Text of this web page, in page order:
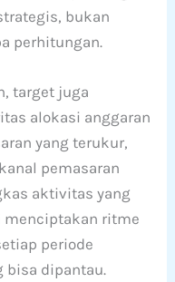
bukan
perhitungan.
target juga
alokasi anggaran
yang terukur,
pemasaran
aktivitas yang
menciptakan ritme
periode
dipantau.